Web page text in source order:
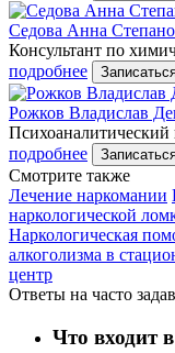
Седова Анна
Консультант по
подробнее
Рожков Владислав
Психоаналитический
подробнее
Cмотрите также
Лечение наркомании
наркологической
Наркологическая
алкоголизма в
центр
Ответы на часто
Что входит